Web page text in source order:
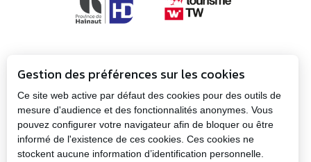
Propulsé par
la Province
Mentions
Plan
du
Gestion des préférences sur les cookies
Ce site web active par défaut des cookies pour des outils de
mesure d'audience et des fonctionnalités anonymes. Vous
pouvez configurer votre navigateur afin de bloquer ou être
informé de l'existence de ces cookies. Ces cookies ne
stockent aucune information d’identification personnelle.